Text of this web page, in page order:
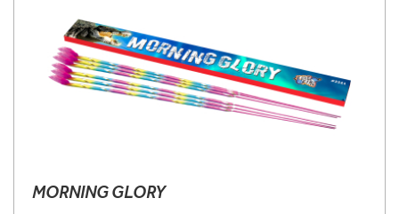
MORNING GLORY